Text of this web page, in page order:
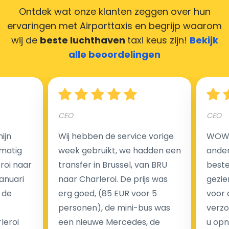
Hoeveel kost een luchthaven taxi transfer?
Een van de meest aantrekkelijke voordelen van
tegenstelling tot traditionele taxi's met taxameter
brengen wij u geen extra kosten in rekening voor de
nachtrit.
We hebben geen ophaaltarief of extra kosten voor
wachttijd als uw vlucht vertraging heeft.
Kijk op onze website voor meer informatie over uw
transferkosten. Ons boekingsformulier bevat alle
Ontdek wat onze klanten zeggen over hun
ervaringen met Airporttaxis en begrijp waarom
wij de beste luchthaven taxi keus zijn! Bekijk
alle beoordelingen
naar
CEO
Wij hebben de service vorige
week gebruikt, we hadden een
transfer in Brussel, van BRU
naar Charleroi. De prijs was
erg goed, (85 EUR voor 5
personen), de mini-bus was
een nieuwe Mercedes, de
CEO
voor
u